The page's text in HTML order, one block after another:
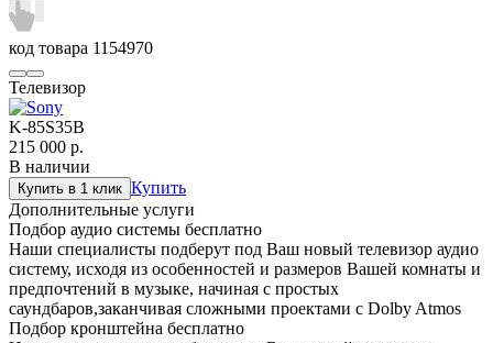
код товара 1154970
Телевизор
K-85S35B
215 000 р.
В наличии
Купить в 1 клик Купить
Дополнительные услуги
Подбор аудио системы бесплатно
Наши специалисты подберут под Ваш новый телевизор аудио
систему, исходя из особенностей и размеров Вашей комнаты и
предпочтений в музыке, начиная с простых
саундбаров,заканчивая сложными проектами с Dolby Atmos
Подбор кронштейна бесплатно